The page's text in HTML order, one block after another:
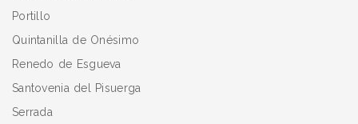
Portillo
Quintanilla de Onésimo
Renedo de Esgueva
Santovenia del Pisuerga
Serrada